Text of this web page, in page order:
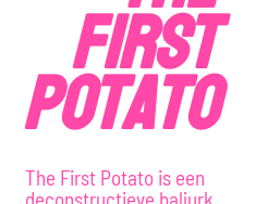
first
potato
The First Potato is een
deconstructieve baljurk